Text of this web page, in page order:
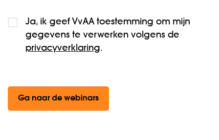
Ja, ik geef VvAA toestemming om mijn
gegevens te verwerken volgens de
privacyverklaring.
Ga naar de webinars